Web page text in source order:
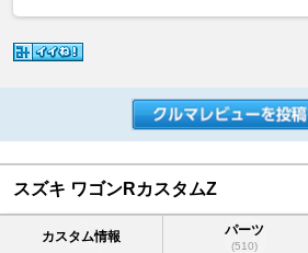
スズキ ワゴンRカスタムZ
カスタム情報 パーツ
(510)